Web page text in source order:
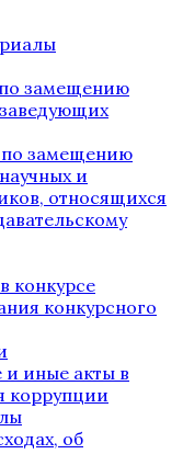
замещению
по замещению
и
относящихся
конкурсе
конкурсного
иные акты в
коррупции
об